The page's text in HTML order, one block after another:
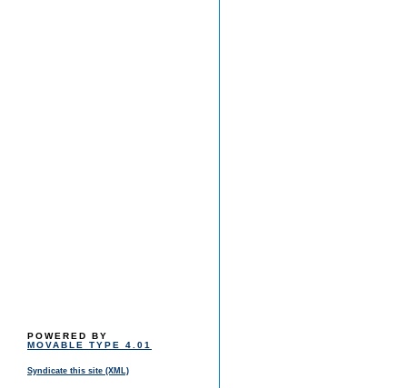
POWERED BY
MOVABLE TYPE 4.01
Syndicate this site (XML)